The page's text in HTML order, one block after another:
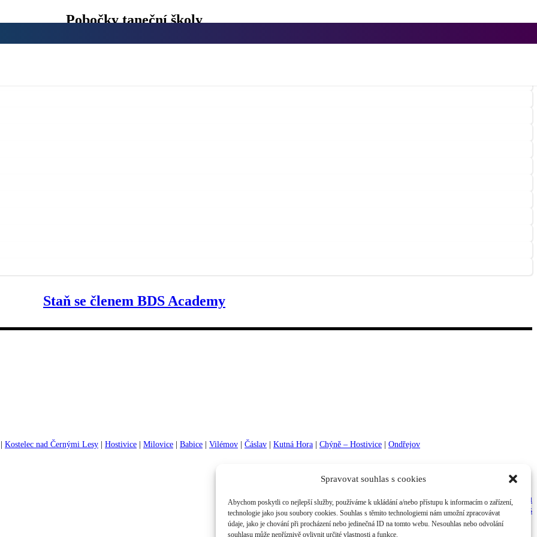
Spravovat souhlas s cookies
Abychom poskytli co nejlepší služby, používáme k ukládání a/nebo přístupu k informacím o zařízení,
technologie jako jsou soubory cookies. Souhlas s těmito technologiemi nám umožní zpracovávat
údaje, jako je chování při procházení nebo jedinečná ID na tomto webu. Nesouhlas nebo odvolání
souhlasu může nepříznivě ovlivnit určité vlastnosti a funkce.
Pobočky taneční školy
Staň se členem BDS Academy
| Kostelec nad Černými Lesy | Hostivice | Milovice | Babice | Vilémov | Čáslav | Kutná Hora | Chýně – Hostivice | Ondřejov
Ochrana osobních údajů
Cookies